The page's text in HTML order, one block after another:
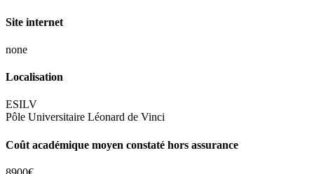
Site internet
none
Localisation
ESILV
Pôle Universitaire Léonard de Vinci
Coût académique moyen constaté hors assurance